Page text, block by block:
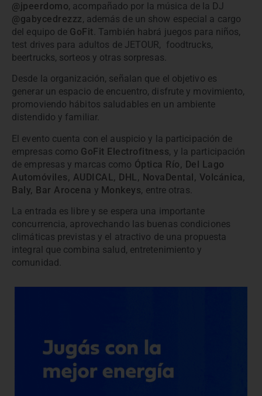
@jpeerdomo, acompañado por la música de la DJ
@gabycedrezzz, además de un show especial a cargo
del equipo de GoFit. También habrá juegos para niños,
test drives para adultos de JETOUR, foodtrucks,
beertrucks, sorteos y otras sorpresas.
Desde la organización, señalan que el objetivo es
generar un espacio de encuentro, disfrute y movimiento,
promoviendo hábitos saludables en un ambiente
distendido y familiar.
El evento cuenta con el auspicio y la participación de
empresas como GoFit Electrofitness, y la participación
de empresas y marcas como Óptica Río, Del Lago
Automóviles, AUDICAL, DHL, NovaDental, Volcánica,
Baly, Bar Arocena y Monkeys, entre otras.
La entrada es libre y se espera una importante
concurrencia, aprovechando las buenas condiciones
climáticas previstas y el atractivo de una propuesta
integral que combina salud, entretenimiento y
comunidad.